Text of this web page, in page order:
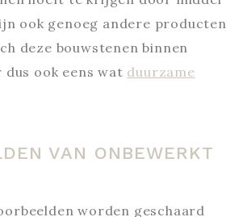
ook genoeg andere producten
deze bouwstenen binnen
ook eens wat duurzame
VAN ONBEWERKT
worden geschaard